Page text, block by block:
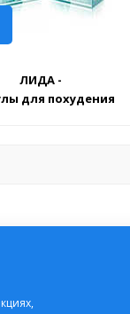
ЛИДА -
для похудения